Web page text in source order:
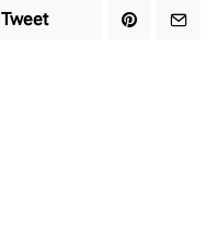
Tweet